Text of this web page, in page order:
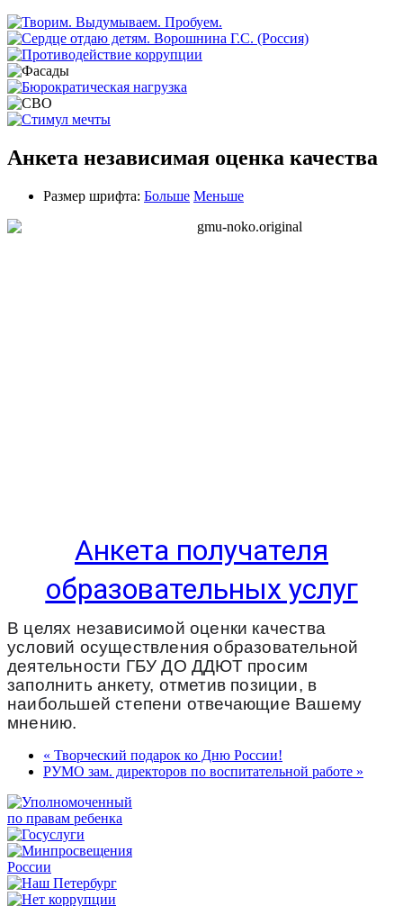
Анкета независимая оценка качества
Размер шрифта: Больше Меньше
Анкета получателя
образовательных услуг
В целях независимой оценки качества
условий осуществления образовательной
деятельности ГБУ ДО ДДЮТ просим
заполнить анкету, отметив позиции, в
наибольшей степени отвечающие Вашему
мнению.
« Творческий подарок ко Дню России!
РУМО зам. директоров по воспитательной работе »